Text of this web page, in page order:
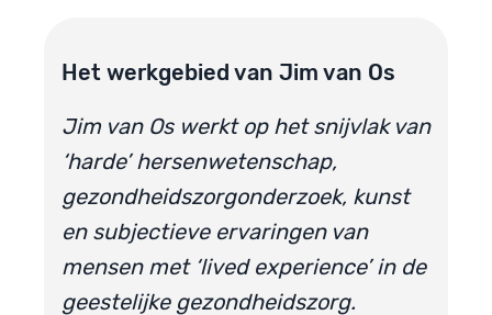
Het werkgebied van Jim van Os
Jim van Os werkt op het snijvlak van
‘harde’ hersenwetenschap,
gezondheidszorgonderzoek, kunst
en subjectieve ervaringen van
mensen met ‘lived experience’ in de
geestelijke gezondheidszorg.